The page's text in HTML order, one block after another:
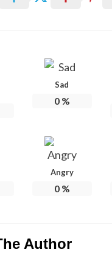
Sad
0%
Angry
0%
Author